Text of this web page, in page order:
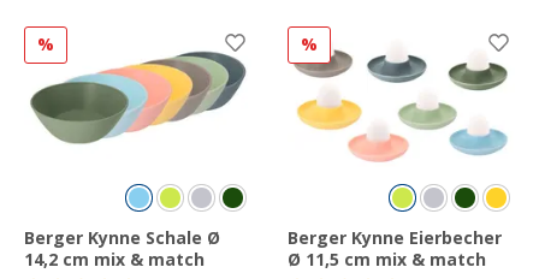
%
Berger Kynne Schale Ø
14,2 cm mix & match
%
Berger Kynne Eierbecher
Ø 11,5 cm mix & match